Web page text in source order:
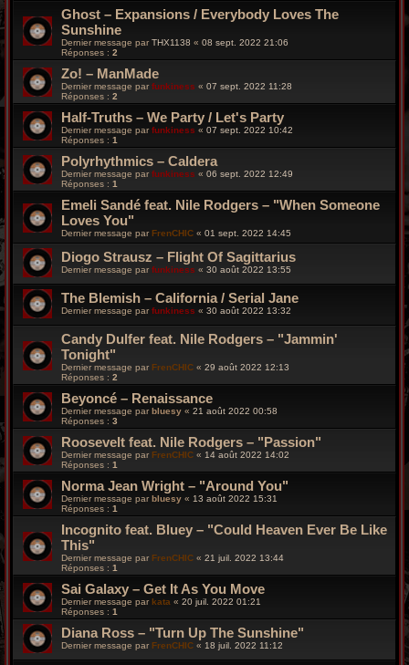
Ghost – Expansions / Everybody Loves The
Sunshine
Dernier message par THX1138 « 08 sept. 2022 21:06
Réponses : 2
Zo! – ManMade
Dernier message par funkiness « 07 sept. 2022 11:28
Réponses : 2
Half-Truths – We Party / Let's Party
Dernier message parfunkiness « 07 sept. 2022 10:42
Réponses : 1
Polyrhythmics – Caldera
Dernier message par funkiness « 06 sept. 2022 12:49
Réponses : 1
Emeli Sandé feat. Nile Rodgers – "When Someone
Loves You"
Dernier message par FrenCHIC « 01 sept. 2022 14:45
Diogo Strausz – Flight Of Sagittarius
Dernier message par funkiness « 30 août 2022 13:55
The Blemish – California / Serial Jane
Dernier message parfunkiness « 30 août 2022 13:32
Candy Dulfer feat. Nile Rodgers – "Jammin'
Tonight"
Dernier message par FrenCHIC « 29 août 2022 12:13
Réponses : 2
Beyoncé – Renaissance
Dernier message parbluesy « 21 août 2022 00:58
Réponses : 3
Roosevelt feat. Nile Rodgers – "Passion"
Dernier message par FrenCHIC « 14 août 2022 14:02
Réponses : 1
Norma Jean Wright – "Around You"
Dernier message parbluesy « 13 août 2022 15:31
Réponses : 1
Incognito feat. Bluey – "Could Heaven Ever Be Like
This"
Dernier message par FrenCHIC « 21 juil. 2022 13:44
Réponses : 1
Sai Galaxy – Get It As You Move
Dernier message parkata « 20 juil. 2022 01:21
Réponses : 1
Diana Ross – "Turn Up The Sunshine"
Dernier message par FrenCHIC « 18 juil. 2022 11:12